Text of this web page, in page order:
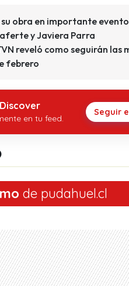
obra en importante evento
y Javiera Parra
reveló como seguirán las
febrero
en tu feed.
Seguir
de pudahuel.cl